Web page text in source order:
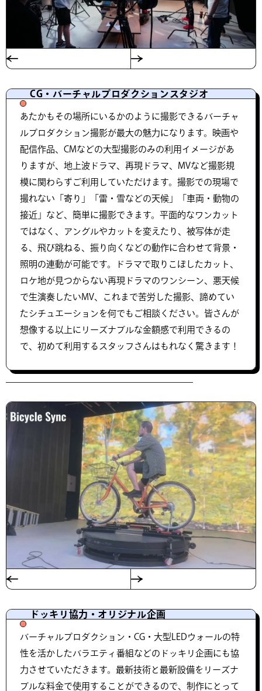
CG・バーチャルプロダクションスタジオ
あたかもその場所にいるかのように撮影できるバーチャ
ルプロダクション撮影が最大の魅力になります。映画や
配信作品、CMなどの大型撮影のみの利用イメージがあ
りますが、地上波ドラマ、再現ドラマ、MVなど撮影規
模に関わらずご利用していただけます。撮影での現場で
撮れない「寄り」「雷・雪などの天候」「車両・動物の
接近」など、簡単に撮影できます。平面的なワンカット
ではなく、アングルやカットを変えたり、被写体が走
る、飛び跳ねる、振り向くなどの動作に合わせて背景・
照明の連動が可能です。ドラマで取りこぼしたカット、
ロケ地が見つからない再現ドラマのワンシーン、悪天候
で生演奏したいMV、これまで苦労した撮影、諦めてい
たシチュエーションを何でもご相談ください。皆さんが
想像する以上にリーズナブルな金額感で利用できるの
で、初めて利用するスタッフさんはもれなく驚きます！
ドッキリ協力・オリジナル企画
バーチャルプロダクション・CG・大型LEDウォールの特
性を活かしたバラエティ番組などのドッキリ企画にも協
力させていただきます。最新技術と最新設備をリーズナ
ブルな料金で使用することができるので、制作にとって